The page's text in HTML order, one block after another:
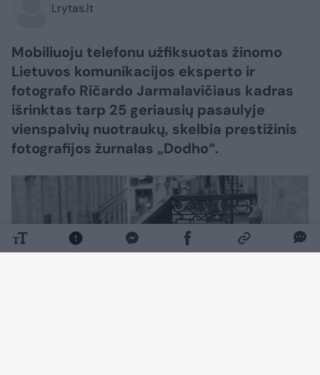
Lrytas.lt
Mobiliuoju telefonu užfiksuotas žinomo
Lietuvos komunikacijos eksperto ir
fotografo Ričardo Jarmalavičiaus kadras
išrinktas tarp 25 geriausių pasaulyje
vienspalvių nuotraukų, skelbia prestižinis
fotografijos žurnalas „Dodho“.